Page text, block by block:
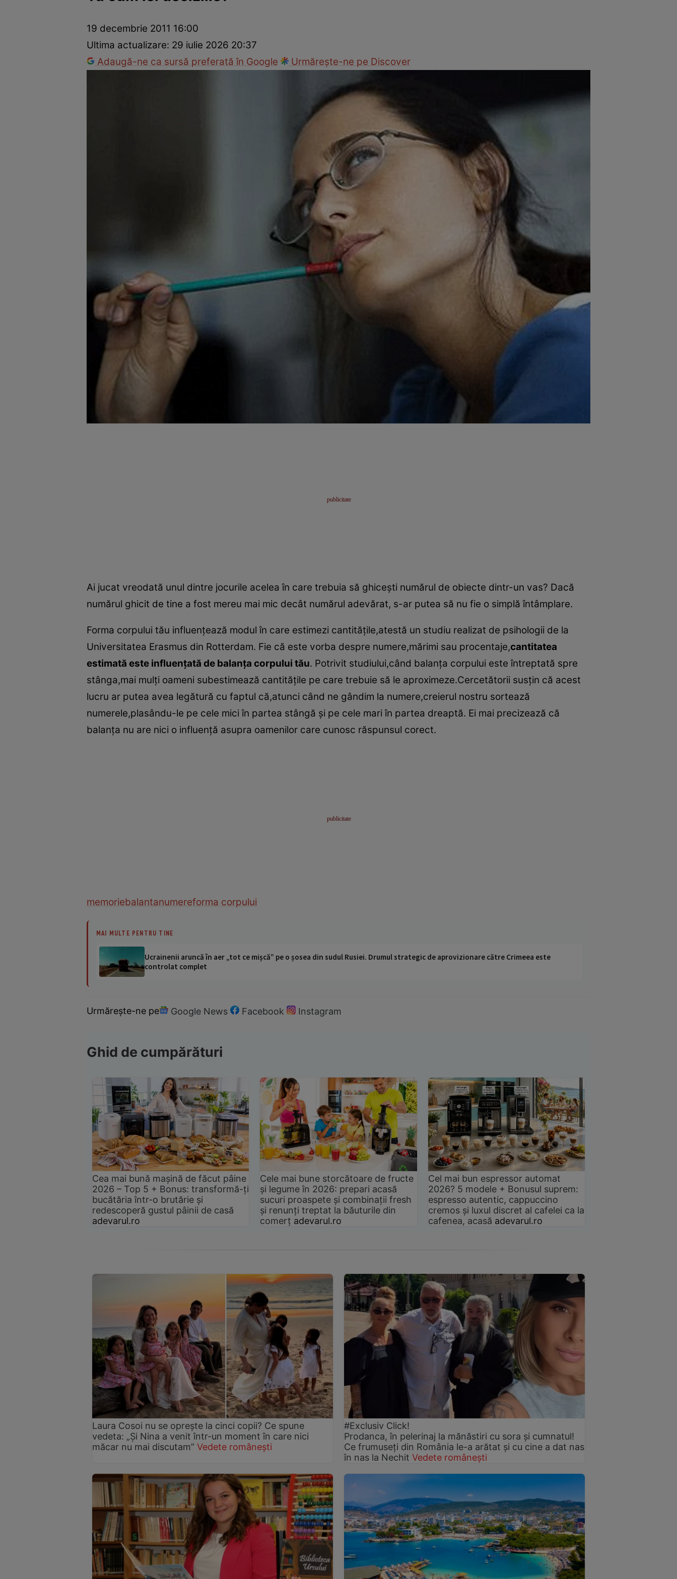
Dezvoltare personalăÎngrijire personalăCasă și grădină
19 decembrie 2011 16:00
Ultima actualizare: 29 iulie 2026 20:37
Adaugă-ne ca sursă preferată în Google
Urmărește-ne pe Discover
Ai jucat vreodată unul dintre jocurile acelea în care trebuia să ghiceşti numărul de obiecte dintr-un vas? Dacă
numărul ghicit de tine a fost mereu mai mic decât numărul adevărat, s-ar putea să nu fie o simplă întâmplare.
Forma corpului tău influenţează modul în care estimezi cantităţile,atestă un studiu realizat de psihologii de la
Universitatea Erasmus din Rotterdam. Fie că este vorba despre numere,mărimi sau procentaje,cantitatea
estimată este influenţată de balanţa corpului tău. Potrivit studiului,când balanţa corpului este întreptată spre
stânga,mai mulţi oameni subestimează cantităţile pe care trebuie să le aproximeze.Cercetătorii susţin că acest
lucru ar putea avea legătură cu faptul că,atunci când ne gândim la numere,creierul nostru sortează
numerele,plasându-le pe cele mici în partea stângă şi pe cele mari în partea dreaptă. Ei mai precizează că
balanţa nu are nici o influenţă asupra oamenilor care cunosc răspunsul corect.
memoriebalantanumereforma corpului
MAI MULTE PENTRU TINE
Ucrainenii aruncă în aer „tot ce mișcă” pe o șosea din sudul Rusiei. Drumul strategic de aprovizionare către Crimeea este
controlat complet
Urmărește-ne pe Google News Facebook Instagram
Ghid de cumpărături
Cea mai bună mașină de făcut pâine
2026 – Top 5 + Bonus: transformă-ți
bucătăria într-o brutărie și
redescoperă gustul pâinii de casă
adevarul.ro
Cele mai bune storcătoare de fructe
și legume în 2026: prepari acasă
sucuri proaspete și combinații fresh
și renunți treptat la băuturile din
comerț adevarul.ro
Cel mai bun espressor automat
2026? 5 modele + Bonusul suprem:
espresso autentic, cappuccino
cremos și luxul discret al cafelei ca la
cafenea, acasă adevarul.ro
Laura Cosoi nu se oprește la cinci copii? Ce spune
vedeta: „Și Nina a venit într-un moment în care nici
măcar nu mai discutam” Vedete românești
#Exclusiv Click!
Prodanca, în pelerinaj la mănăstiri cu sora și cumnatul!
Ce frumuseți din România le-a arătat și cu cine a dat nas
în nas la Nechit Vedete românești